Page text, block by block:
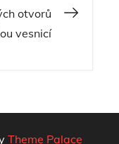
otvorů
vesnicí
Theme Palace